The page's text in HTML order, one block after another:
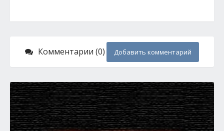
Комментарии (0) Добавить комментарий